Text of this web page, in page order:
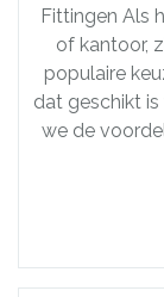
Fittingen Als
of kantoor,
populaire
dat geschikt
we de